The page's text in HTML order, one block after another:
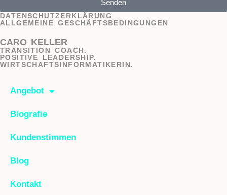
Senden
DATENSCHUTZERKLÄRUNG
ALLGEMEINE GESCHÄFTSBEDINGUNGEN
CARO KELLER
TRANSITION COACH.
POSITIVE LEADERSHIP.
WIRTSCHAFTSINFORMATIKERIN.
Angebot
Biografie
Kundenstimmen
Blog
Kontakt